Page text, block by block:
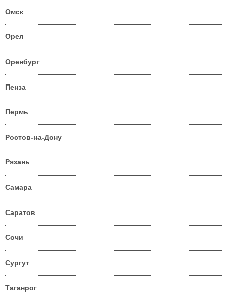
Омск
Орел
Оренбург
Пенза
Пермь
Ростов-на-Дону
Рязань
Самара
Саратов
Сочи
Сургут
Таганрог